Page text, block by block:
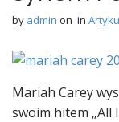
by admin on in
Mariah Carey
swoim hitem „All